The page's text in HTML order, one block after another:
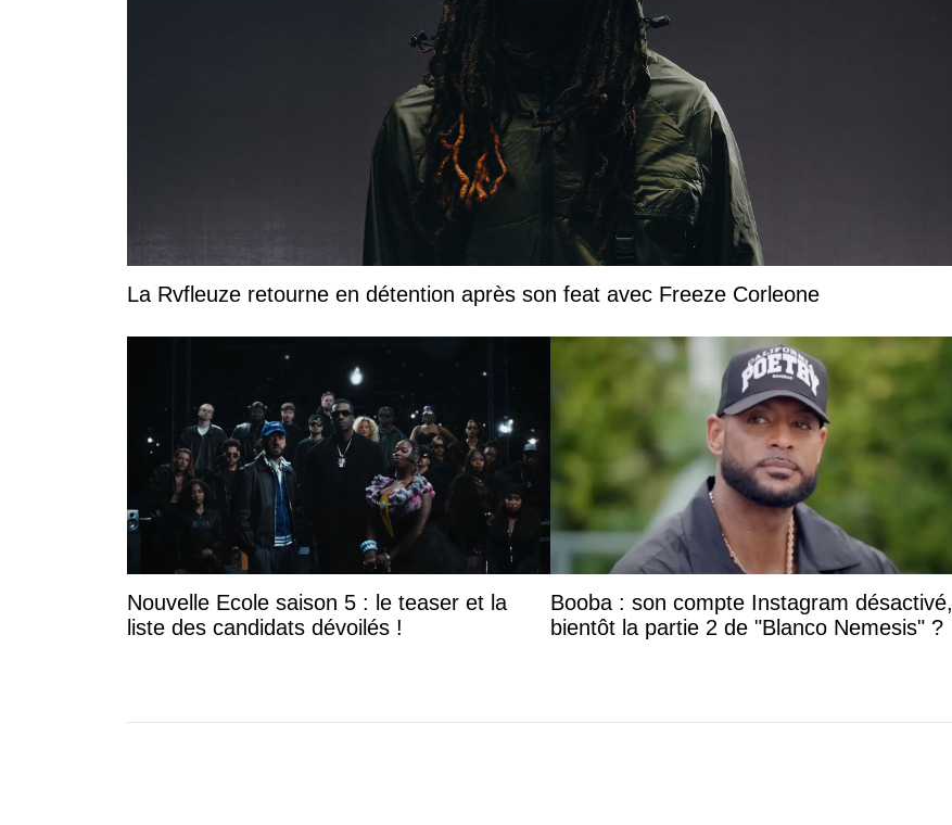
La Rvfleuze retourne en détention après son feat avec Freeze Corleone
Nouvelle Ecole saison 5 : le teaser et la
liste des candidats dévoilés !
Booba : son compte Instagram désactivé,
bientôt la partie 2 de "Blanco Nemesis" ?